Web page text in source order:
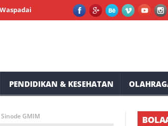
Dampak El Nino Peserta Membludak,
PENDIDIKAN & KESEHATAN
GMIM